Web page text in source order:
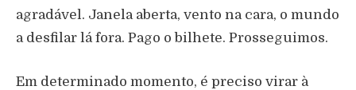
agradável. Janela aberta, vento na cara, o mundo
a desfilar lá fora. Pago o bilhete. Prosseguimos.
Em determinado momento, é preciso virar à